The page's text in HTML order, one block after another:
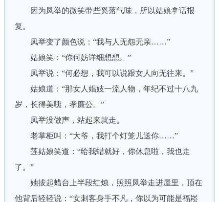
因为凤举的微笑带些奚落气味，所以姑娘拿话报
复。
凤举变了颜色说：“我与人无怨无亲……”
姑娘笑：“你何妨详细想想。”
凤举说：“何必想，我可以说跟女人向无往来。”
姑娘道：“那女人娼妓一流人物，年纪不过十八九
岁，长得美咦，孝廉公。”
凤举没做声，站起来就走。
老掌柜叫：“大爷，我打个灯笼儿送你……”
莲姑娘笑道：“给我蜡就好，你休息啦，我也走
了。”
她拔起蜡台上半段红烛，照照凤举走进屋里，顶在
他背后轻轻说：“女刺客身手不凡，你以为可能是福崧